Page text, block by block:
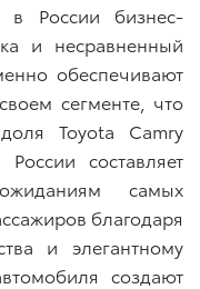
в России бизнес-
и несравненный
обеспечивают
сегменте, что
доля Toyota Camry
составляет
самых
благодаря
и элегантному
создают